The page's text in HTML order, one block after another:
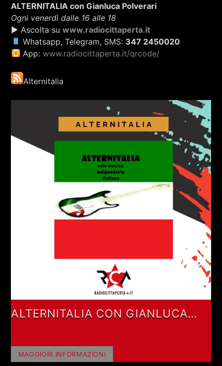
ALTERNITALIA con Gianluca Polverari
Ogni venerdì dalle 16 alle 18
▶ Ascolta suwww.radiocittaperta.it
Whatsapp, Telegram, SMS: 347 2450020
App: www.radiocittaperta.it/qrcode/
Alternitalia
ALTERNITALIA CON GIANLUCA
MAGGIORI INFORMAZIONI